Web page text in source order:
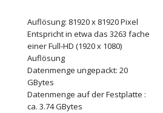
Auflösung: 81920 x 81920 Pixel
Entspricht in etwa das 3263 fache
einer Full-HD (1920 x 1080)
Auflösung
Datenmenge ungepackt: 20
GBytes
Datenmenge auf der Festplatte :
ca. 3.74 GBytes